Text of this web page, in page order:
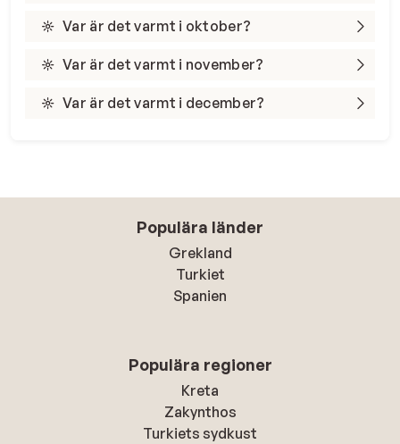
Var är det varmt i oktober?
Var är det varmt i november?
Var är det varmt i december?
Populära länder
Grekland
Turkiet
Spanien
Populära regioner
Kreta
Zakynthos
Turkiets sydkust